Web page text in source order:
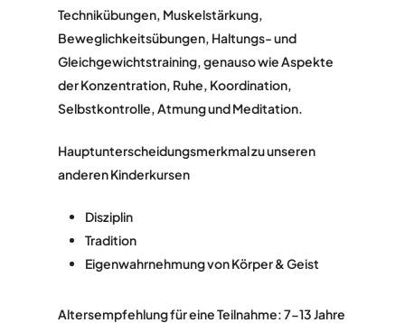
Technikübungen, Muskelstärkung,
Beweglichkeitsübungen, Haltungs- und
Gleichgewichtstraining, genauso wie Aspekte
der Konzentration, Ruhe, Koordination,
Selbstkontrolle, Atmung und Meditation.
Hauptunterscheidungsmerkmal zu unseren
anderen Kinderkursen
Disziplin
Tradition
Eigenwahrnehmung von Körper & Geist
Altersempfehlung für eine Teilnahme: 7-13 Jahre